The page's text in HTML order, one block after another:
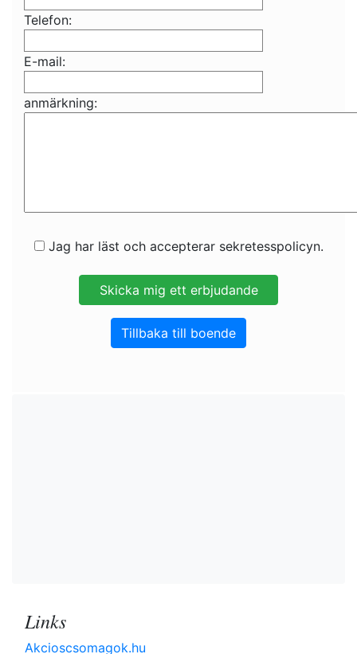
Telefon:
E-mail:
anmärkning:
Jag har läst och accepterar sekretesspolicyn.
Tillbaka till boende
Links
Akcioscsomagok.hu